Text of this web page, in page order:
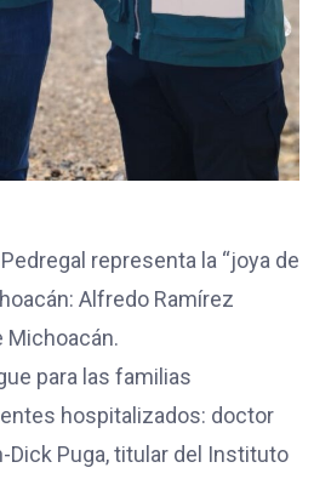
representa la “joya de
Alfredo Ramírez
Michoacán.
para las familias
hospitalizados: doctor
Dick Puga, titular del Instituto